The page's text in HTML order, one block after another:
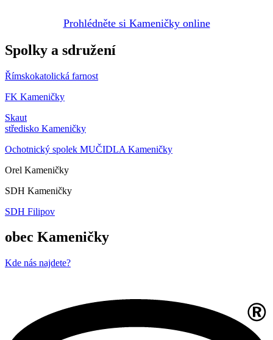
Prohlédněte si Kameničky online
Spolky a sdružení
Římskokatolická farnost
FK Kameničky
Skaut
středisko Kameničky
Ochotnický spolek MUČIDLA Kameničky
Orel Kameničky
SDH Kameničky
SDH Filipov
obec Kameničky
Kde nás najdete?